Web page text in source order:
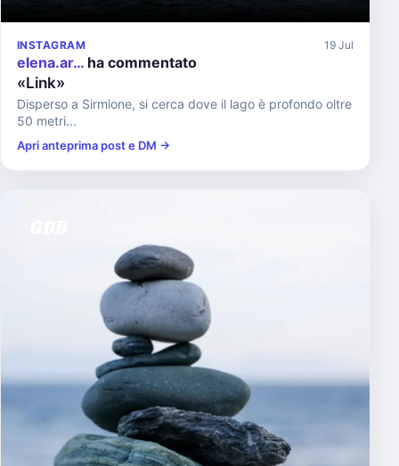
INSTAGRAM 19 Jul
elena.ar… ha commentato
«Link»
Disperso a Sirmione, si cerca dove il lago è profondo oltre
50 metri...
Apri anteprima post e DM →